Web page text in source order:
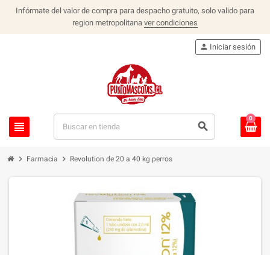
Infórmate del valor de compra para despacho gratuito, solo valido para
region metropolitana ver condiciones
view_headline search
person Iniciar sesión
0
chevron_right Farmacia chevron_right Revolution de 20 a 40 kg perros